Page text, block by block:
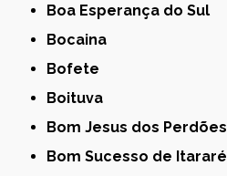
Boa Esperança do Sul
Bocaina
Bofete
Boituva
Bom Jesus dos Perdões
Bom Sucesso de Itararé